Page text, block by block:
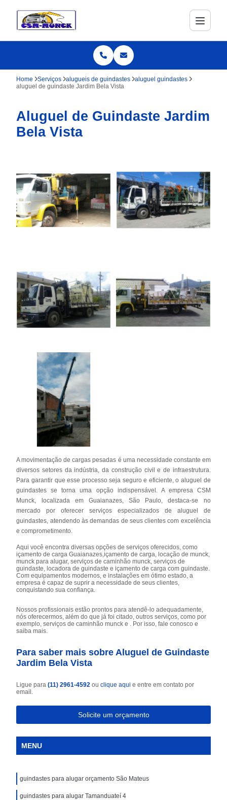
Home Serviços alugueis de guindastes
aluguel guindastes
aluguel de guindaste Jardim Bela Vista
Aluguel de Guindaste Jardim
Bela Vista
A movimentação de cargas pesadas é uma necessidade constante em
diversos setores da indústria, da construção civil e de infraestrutura.
Para garantir que esse processo seja seguro e eficiente, o aluguel de
guindastes se torna uma opção indispensável. A empresa CSM
Munck, localizada em Guaianazes, São Paulo, destaca-se no
mercado por oferecer serviços especializados de aluguel de
guindastes, atendendo às demandas de seus clientes com excelência
e comprometimento.
Aqui você encontra diversas opções de serviços oferecidos, como
içamento de carga Guaianazes,içamento de carga, locação de munck,
munck para alugar, serviços de caminhão munck, serviços de
guindaste, locadora de guindaste e içamento de carga com guindaste.
Com equipamentos modernos, e instalações em ótimo estado, a
empresa é capaz de suprir a necessidade de seus clientes,
conquistando sua confiança.
Nossos profissionais estão prontos para atendê-lo adequadamente,
nós oferecermos, além do que já foi citado, outros serviços, como por
exemplo, serviços de caminhão munck e . Por isso, fale conosco e
saiba mais.
Para saber mais sobre Aluguel de Guindaste
Jardim Bela Vista
Ligue para(11) 2961-4592ouclique aqui e entre em contato por
email.
Solicite um orçamento
MENU
guindastes para alugar orçamento São Mateus
guindastes para alugar Tamanduateí 4